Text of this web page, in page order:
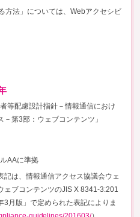
法」については、Webアクセシビ
等配慮設計指針－情報通信におけ
第3部：ウェブコンテンツ」
AAに準拠
は、情報通信アクセス協議会ウェ
ェブコンテンツのJIS X 8341-3:201
月版」で定められた表記によりま